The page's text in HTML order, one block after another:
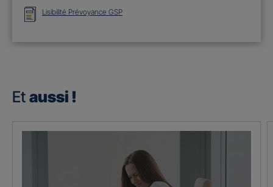
Lisibilité Prévoyance GSP
Et aussi !